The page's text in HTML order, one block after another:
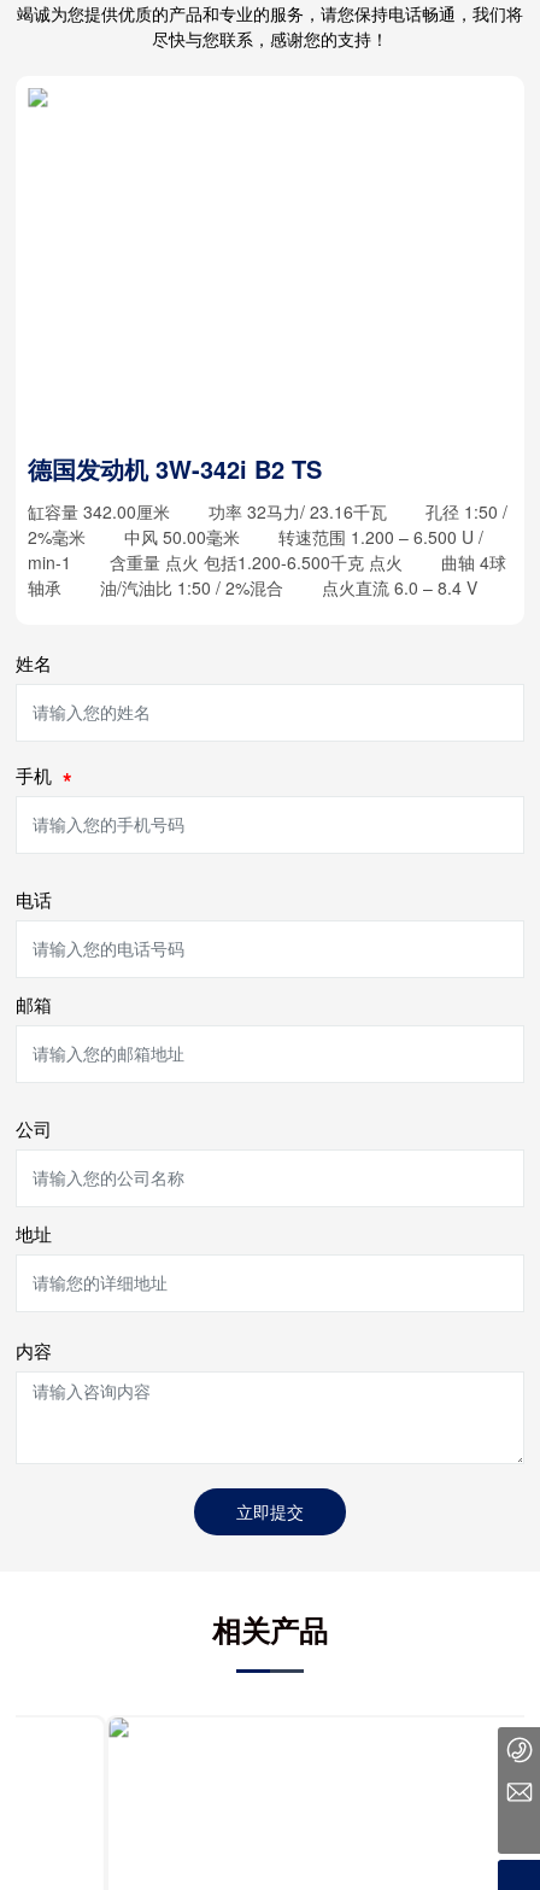
竭诚为您提供优质的产品和专业的服务，请您保持电话畅通，我们将
尽快与您联系，感谢您的支持！
德国发动机 3W-342i B2 TS
缸容量 342.00厘米 功率 32马力/ 23.16千瓦 孔径 1:50 /
2%毫米 中风 50.00毫米 转速范围 1.200 – 6.500 U /
min-1 含重量 点火 包括1.200-6.500千克 点火 曲轴 4球
轴承 油/汽油比 1:50 / 2%混合 点火直流 6.0 – 8.4 V
姓名
手机
电话
邮箱
公司
地址
内容
立即提交
相关产品